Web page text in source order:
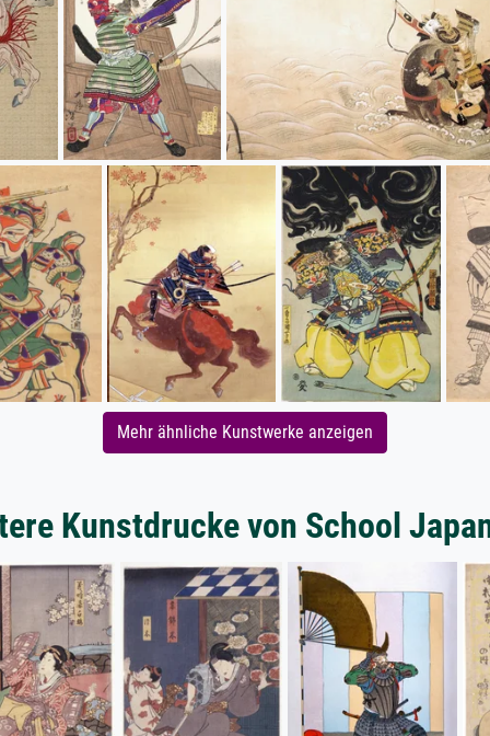
Mehr ähnliche Kunstwerke anzeigen
Kunstdrucke von School